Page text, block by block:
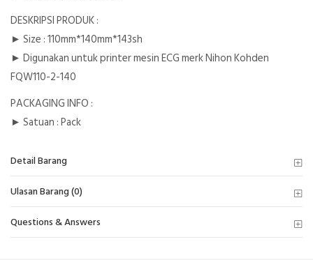
DESKRIPSI PRODUK :
► Size : 110mm*140mm*143sh
► Digunakan untuk printer mesin ECG merk Nihon Kohden
FQW110-2-140
PACKAGING INFO :
► Satuan : Pack
Detail Barang
Ulasan Barang (0)
Questions & Answers